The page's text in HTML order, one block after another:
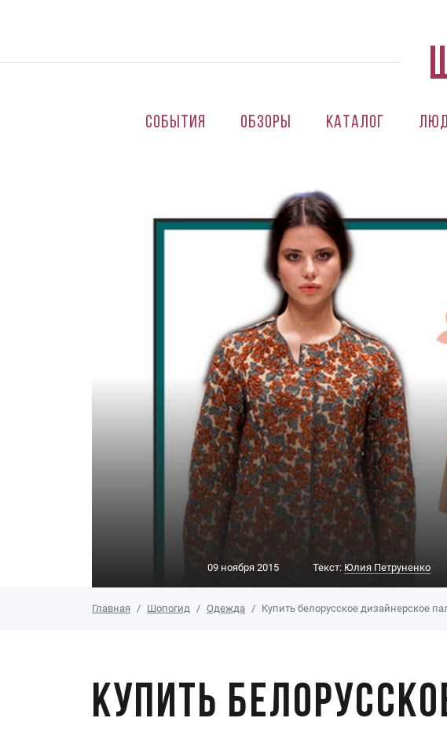
События Обзоры Каталог
09 ноября 2015 Текст: Юлия Петруненко
Главная Шопогид Одежда Купить белорусское дизайнерское
Купить